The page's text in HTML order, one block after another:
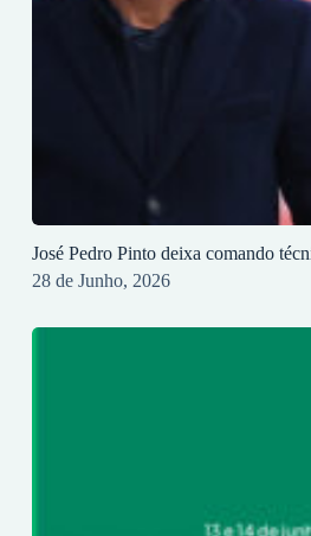
José Pedro Pinto deixa comando
28 de Junho, 2026